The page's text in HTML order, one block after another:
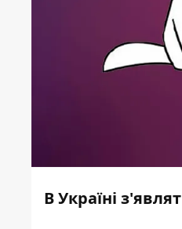
В Україні